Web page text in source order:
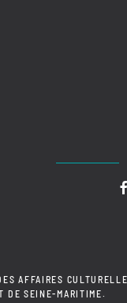
AFFAIRES
DE SEINE-MARITIME.